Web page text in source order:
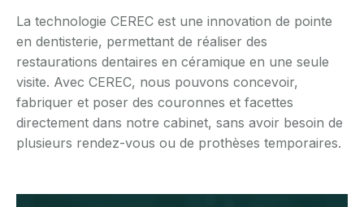
La technologie CEREC est une innovation de pointe
en dentisterie, permettant de réaliser des
restaurations dentaires en céramique en une seule
visite. Avec CEREC, nous pouvons concevoir,
fabriquer et poser des couronnes et facettes
directement dans notre cabinet, sans avoir besoin de
plusieurs rendez-vous ou de prothèses temporaires.